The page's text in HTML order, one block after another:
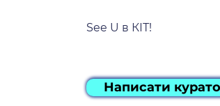
See U в КІТ!
Написати